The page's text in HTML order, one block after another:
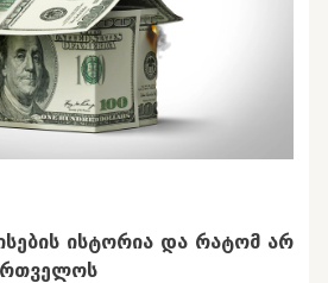
ᲘᲡᲢᲝᲠᲘᲐ ᲓᲐ ᲠᲐᲢᲝᲛ ᲐᲠ